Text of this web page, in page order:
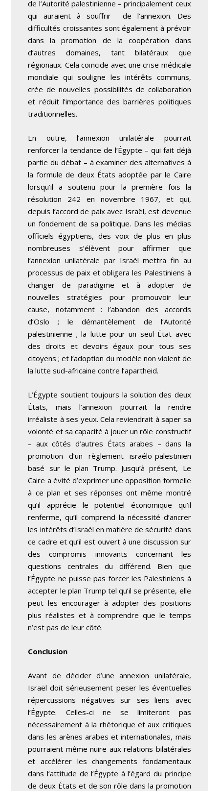
de l’Autorité palestinienne – principalement ceux
qui auraient à souffrir de l’annexion. Des
difficultés croissantes sont également à prévoir
dans la promotion de la coopération dans
d’autres domaines, tant bilatéraux que
régionaux. Cela coïncide avec une crise médicale
mondiale qui souligne les intérêts communs,
crée de nouvelles possibilités de collaboration
et réduit l’importance des barrières politiques
traditionnelles.
En outre, l’annexion unilatérale pourrait
renforcer la tendance de l’Égypte – qui fait déjà
partie du débat – à examiner des alternatives à
la formule de deux États adoptée par le Caire
lorsqu’il a soutenu pour la première fois la
résolution 242 en novembre 1967, et qui,
depuis l’accord de paix avec Israël, est devenue
un fondement de sa politique. Dans les médias
officiels égyptiens, des voix de plus en plus
nombreuses s’élèvent pour affirmer que
l’annexion unilatérale par Israël mettra fin au
processus de paix et obligera les Palestiniens à
changer de paradigme et à adopter de
nouvelles stratégies pour promouvoir leur
cause, notamment : l’abandon des accords
d’Oslo ; le démantèlement de l’Autorité
palestinienne ; la lutte pour un seul État avec
des droits et devoirs égaux pour tous ses
citoyens ; et l’adoption du modèle non violent de
la lutte sud-africaine contre l’apartheid.
L’Égypte soutient toujours la solution des deux
États, mais l’annexion pourrait la rendre
irréaliste à ses yeux. Cela reviendrait à saper sa
volonté et sa capacité à jouer un rôle constructif
– aux côtés d’autres États arabes – dans la
promotion d’un règlement israélo-palestinien
basé sur le plan Trump. Jusqu’à présent, Le
Caire a évité d’exprimer une opposition formelle
à ce plan et ses réponses ont même montré
qu’il apprécie le potentiel économique qu’il
renferme, qu’il comprend la nécessité d’ancrer
les intérêts d’Israël en matière de sécurité dans
ce cadre et qu’il est ouvert à une discussion sur
des compromis innovants concernant les
questions centrales du différend. Bien que
l’Égypte ne puisse pas forcer les Palestiniens à
accepter le plan Trump tel qu’il se présente, elle
peut les encourager à adopter des positions
plus réalistes et à comprendre que le temps
n’est pas de leur côté.
Conclusion
Avant de décider d’une annexion unilatérale,
Israël doit sérieusement peser les éventuelles
répercussions négatives sur ses liens avec
l’Égypte. Celles-ci ne se limiteront pas
nécessairement à la rhétorique et aux critiques
dans les arènes arabes et internationales, mais
pourraient même nuire aux relations bilatérales
et accélérer les changements fondamentaux
dans l’attitude de l’Égypte à l’égard du principe
de deux États et de son rôle dans la promotion